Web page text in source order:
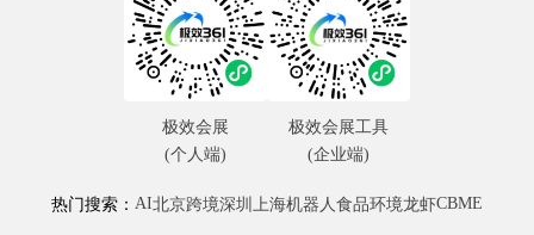
热门搜索： AI北京跨境深圳 上海机器人食品环境龙虾CBME
极效会展
(个人端)
极效会展工具
(企业端)